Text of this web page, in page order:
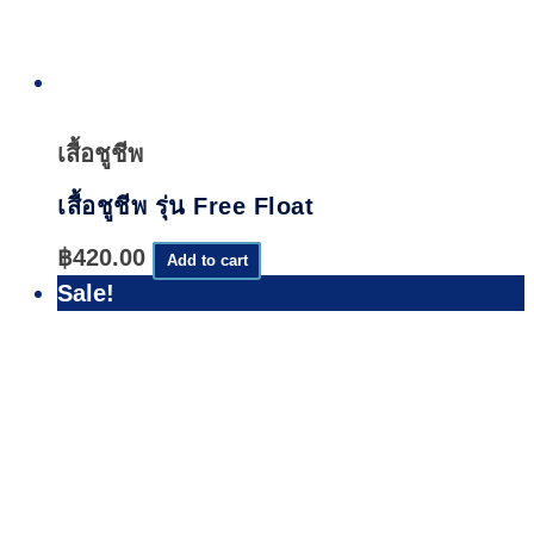
เสื้อชูชีพ
เสื้อชูชีพ รุ่น Free Float
฿420.00 Add to cart
Sale!